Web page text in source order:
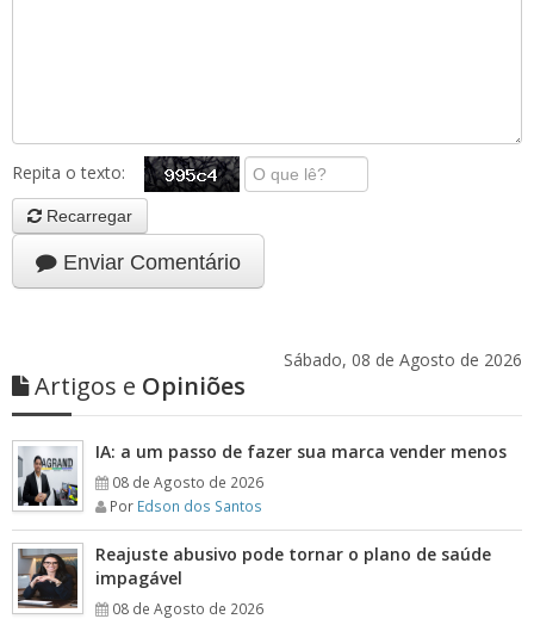
Repita o texto:
Recarregar
Enviar Comentário
Sábado, 08 de Agosto de 2026
Artigos e Opiniões
IA: a um passo de fazer sua marca vender menos
08 de Agosto de 2026
Por Edson dos Santos
Reajuste abusivo pode tornar o plano de saúde
impagável
08 de Agosto de 2026